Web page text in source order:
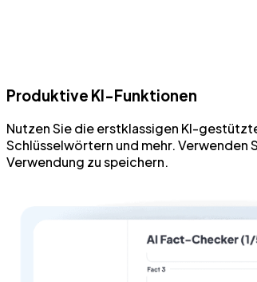
Produktive KI-Funktionen
Nutzen Sie die erstklassigen KI-
Schlüsselwörtern und mehr. Verwenden
Verwendung zu speichern.